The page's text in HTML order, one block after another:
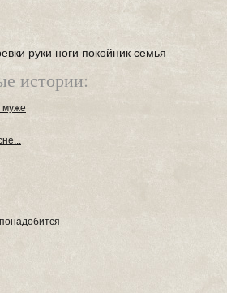
руки ноги покойник семья
истории:
муже